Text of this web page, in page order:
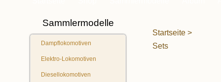
Sammlermodelle
Dampflokomotiven
Elektro-Lokomotiven
Diesellokomotiven
Startseite >
Sets